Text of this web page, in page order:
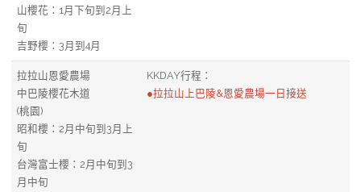
山櫻花：1月下旬到2月上
旬
吉野櫻：3月到4月
拉拉山恩愛農場
中巴陵櫻花木道
(桃園)
昭和櫻：2月中旬到3月上
旬
台灣富士櫻：2月中旬到3
月中旬
KKDAY行程：
●拉拉山上巴陵&恩愛農場一日接送